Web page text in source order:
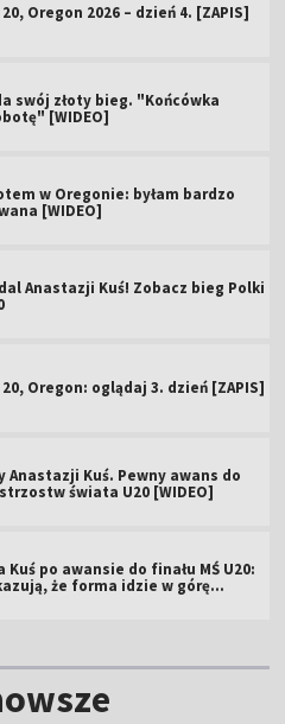
Oregon 2026 – dzień 4. [ZAPIS]
swój złoty bieg. "Końcówka
[WIDEO]
w Oregonie: byłam bardzo
[WIDEO]
Anastazji Kuś! Zobacz bieg Polki
Oregon: oglądaj 3. dzień [ZAPIS]
Anastazji Kuś. Pewny awans do
świata U20 [WIDEO]
Kuś po awansie do finału MŚ U20:
że forma idzie w górę